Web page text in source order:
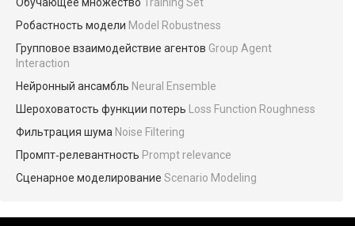
Робастность модели Model Robustness
Групповое взаимодействие агентов Group Agent
Interaction
Нейронный ансамбль Neural Ensemble
Шероховатость функции потерь
Loss Function Roughness
Фильтрация шума Noise Filtering
Промпт‑релевантность Prompt relevance
Сценарное моделирование Scenario Modeling